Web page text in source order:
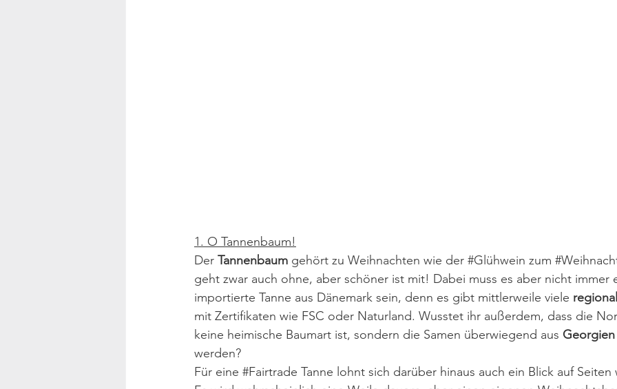
1. O Tannenbaum!
Der Tannenbaum gehört zu Weihnachten wie der #Glühwein zum
geht zwar auch ohne, aber schöner ist mit! Dabei muss es aber nicht immer
importierte Tanne aus Dänemark sein, denn es gibt mittlerweile viele
mit Zertifikaten wie FSC oder Naturland. Wusstet ihr außerdem, dass die
keine heimische Baumart ist, sondern die Samen überwiegend aus Georgien
werden?
Für eine #Fairtrade Tanne lohnt sich darüber hinaus auch ein Blick auf Seiten